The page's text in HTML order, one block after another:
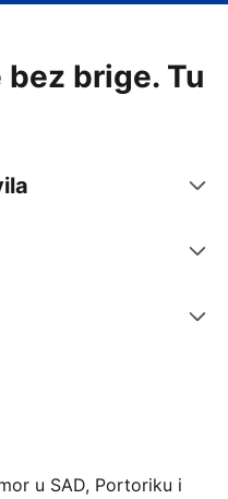
brige. Tu
u SAD, Portoriku i